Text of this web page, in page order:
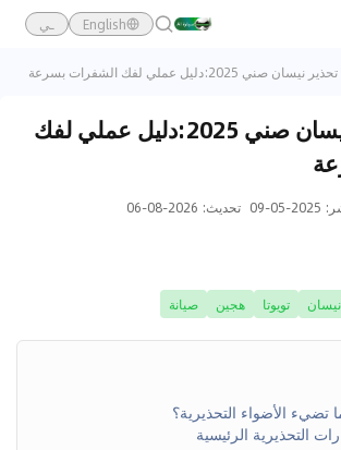
English ـي
صني 2025:دليل عملي لفك الشفرات بسرعة
أضواء تحذير نيسان صني 2025:دليل عملي لفك
:
2025-05-09 تحديث:
2026-08-06
نيسان تويوتا هجين صيانة
تضيء الأضواء التحذيرية؟
التحذيرية الرئيسية